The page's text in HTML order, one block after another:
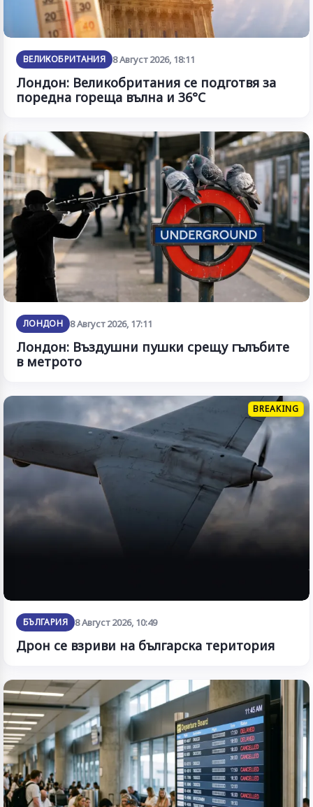
ВЕЛИКОБРИТАНИЯ 8 Август 2026, 18:11
Лондон: Великобритания се подготвя за
поредна гореща вълна и 36°C
ЛОНДОН 8 Август 2026, 17:11
Лондон: Въздушни пушки срещу гълъбите
в метрото
BREAKING
БЪЛГАРИЯ 8 Август 2026, 10:49
Дрон се взриви на българска територия